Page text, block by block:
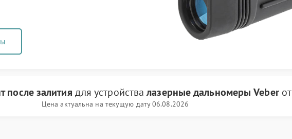
после залития для устройствалазерные дальномеры Veberот
Цена актуальна на текущую дату 06.08.2026